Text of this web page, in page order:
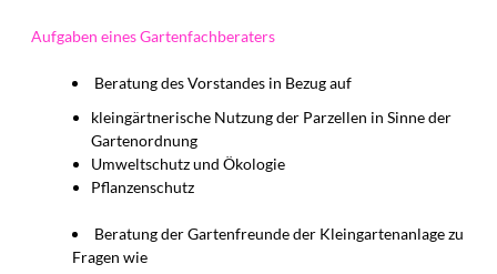
Aufgaben eines Gartenfachberaters
Beratung des Vorstandes in Bezug auf
kleingärtnerische Nutzung der Parzellen in Sinne der
Gartenordnung
Umweltschutz und Ökologie
Pflanzenschutz
Beratung der Gartenfreunde der Kleingartenanlage zu
Fragen wie